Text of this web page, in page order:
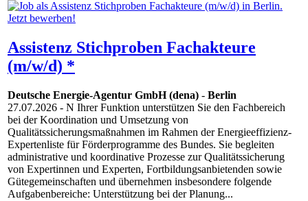
Assistenz Stichproben Fachakteure
(m/w/d) *
Deutsche Energie-Agentur GmbH (dena) - Berlin
27.07.2026 - N Ihrer Funktion unterstützen Sie den Fachbereich
bei der Koordination und Umsetzung von
Qualitätssicherungsmaßnahmen im Rahmen der Energieeffizienz-
Expertenliste für Förderprogramme des Bundes. Sie begleiten
administrative und koordinative Prozesse zur Qualitätssicherung
von Expertinnen und Experten, Fortbildungsanbietenden sowie
Gütegemeinschaften und übernehmen insbesondere folgende
Aufgabenbereiche: Unterstützung bei der Planung...